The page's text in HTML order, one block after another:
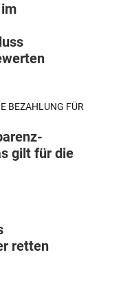
BEZAHLUNG FÜR
gilt für die
retten